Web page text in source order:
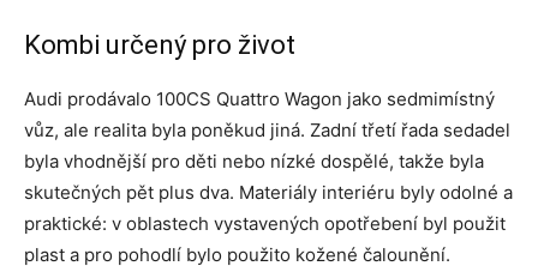
Kombi určený pro život
Audi prodávalo 100CS Quattro Wagon jako sedmimístný
vůz, ale realita byla poněkud jiná. Zadní třetí řada sedadel
byla vhodnější pro děti nebo nízké dospělé, takže byla
skutečných pět plus dva. Materiály interiéru byly odolné a
praktické: v oblastech vystavených opotřebení byl použit
plast a pro pohodlí bylo použito kožené čalounění.